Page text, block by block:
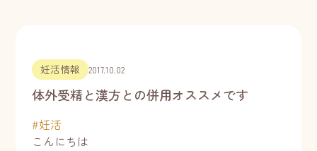
妊活情報 2017.10.02
体外受精と漢方との併用オススメです
#妊活
こんにちは